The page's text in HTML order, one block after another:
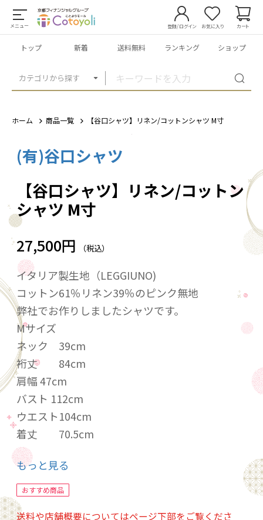
メニュー
カテゴリから探す
登録/ログイン お気に入り カート
トップ 新着 送料無料 ランキング ショップ
ホーム 商品一覧 【谷口シャツ】リネン/コットンシャツ M寸
(有)谷口シャツ
【谷口シャツ】リネン/コットン
シャツ M寸
27,500円 （税込）
イタリア製生地（LEGGIUNO)
コットン61％リネン39％のピンク無地
弊社でお作りしましたシャツです。
Mサイズ
ネック 39cm
裄丈 84cm
肩幅 47cm
バスト 112cm
ウエスト104cm
着丈 70.5cm
家庭の洗濯機で洗えますがアイロンがけが困難
な場合、クリーニング店にお出し下さい。
もっと見る
おすすめ商品
送料や店舗概要についてはページ下部をご覧くださ